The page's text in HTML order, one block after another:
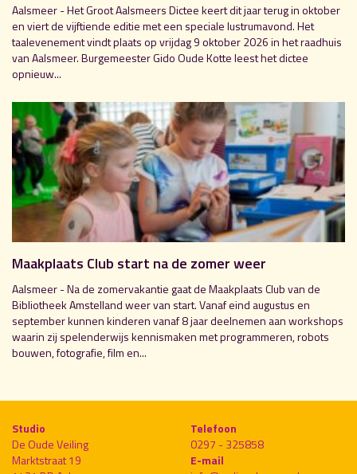
Aalsmeer - Het Groot Aalsmeers Dictee keert dit jaar terug in oktober
en viert de vijftiende editie met een speciale lustrumavond. Het
taalevenement vindt plaats op vrijdag 9 oktober 2026 in het raadhuis
van Aalsmeer. Burgemeester Gido Oude Kotte leest het dictee
opnieuw...
Maakplaats Club start na de zomer weer
Aalsmeer - Na de zomervakantie gaat de Maakplaats Club van de
Bibliotheek Amstelland weer van start. Vanaf eind augustus en
september kunnen kinderen vanaf 8 jaar deelnemen aan workshops
waarin zij spelenderwijs kennismaken met programmeren, robots
bouwen, fotografie, film en...
Studio
De Oude Veiling
Marktstraat 19
Telefoon
0297 - 325858
E-mail